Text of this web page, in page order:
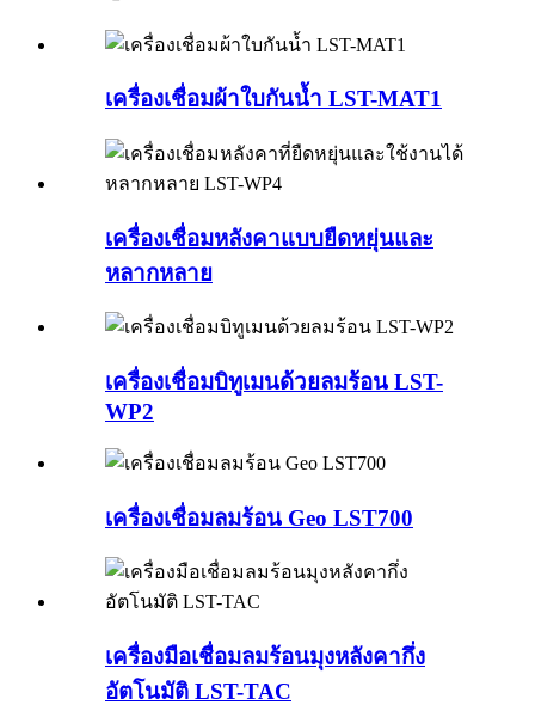
เครื่องเชื่อมผ้าใบกันน้ำ LST-MAT1
เครื่องเชื่อมหลังคาแบบยืดหยุ่นและ
หลากหลาย
เครื่องเชื่อมบิทูเมนด้วยลมร้อน LST-
WP2
เครื่องเชื่อมลมร้อน Geo LST700
เครื่องมือเชื่อมลมร้อนมุงหลังคากึ่ง
อัตโนมัติ LST-TAC